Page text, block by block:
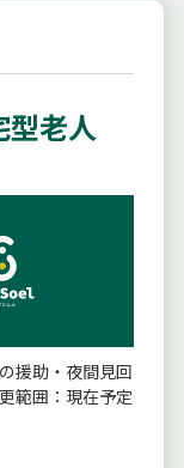
老人
援助・夜間見回
範囲：現在予定